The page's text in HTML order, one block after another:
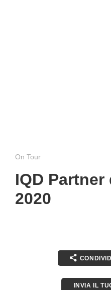
On Tour
IQD Partner
2020
INVIA IL